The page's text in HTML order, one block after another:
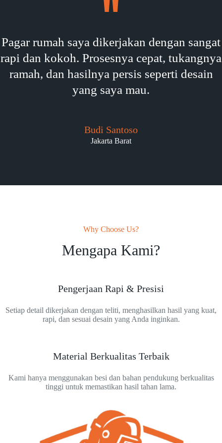
Pagar rumah saya dikerjakan dengan sangat
rapi dan kokoh. Prosesnya cepat, tukangnya
ramah, dan hasilnya persis seperti desain
yang saya mau.
Budi Santoso
Jakarta Barat
Why Choose Us?
Mengapa Kami?
Pengerjaan Rapi & Presisi
Setiap detail dikerjakan dengan teliti, menghasilkan hasil yang kuat,
rapi, dan sesuai desain yang Anda inginkan.
Material Berkualitas Terbaik
Kami hanya menggunakan besi dan bahan pendukung berkualitas
tinggi untuk memastikan hasil tahan lama.